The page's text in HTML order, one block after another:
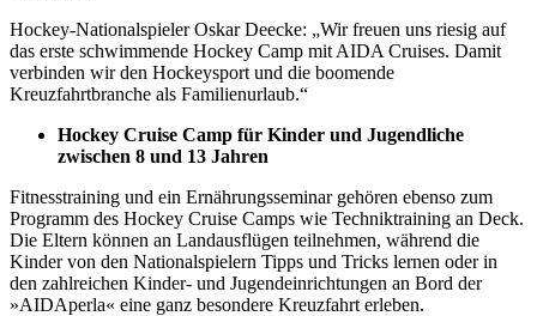
Hockey-Nationalspieler Oskar Deecke: „Wir freuen uns riesig auf
das erste schwimmende Hockey Camp mit AIDA Cruises. Damit
verbinden wir den Hockeysport und die boomende
Kreuzfahrtbranche als Familienurlaub.“
Hockey Cruise Camp für Kinder und Jugendliche
zwischen 8 und 13 Jahren
Fitnesstraining und ein Ernährungsseminar gehören ebenso zum
Programm des Hockey Cruise Camps wie Techniktraining an Deck.
Die Eltern können an Landausflügen teilnehmen, während die
Kinder von den Nationalspielern Tipps und Tricks lernen oder in
den zahlreichen Kinder- und Jugendeinrichtungen an Bord der
»AIDAperla« eine ganz besondere Kreuzfahrt erleben.